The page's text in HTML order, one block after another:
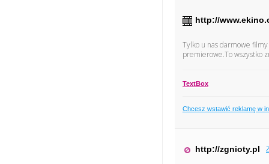
http://
Tylko u nas darmowe
premierowe.To wszystko
TextBox
Chcesz wstawić reklamę w
http://zgnioty.pl